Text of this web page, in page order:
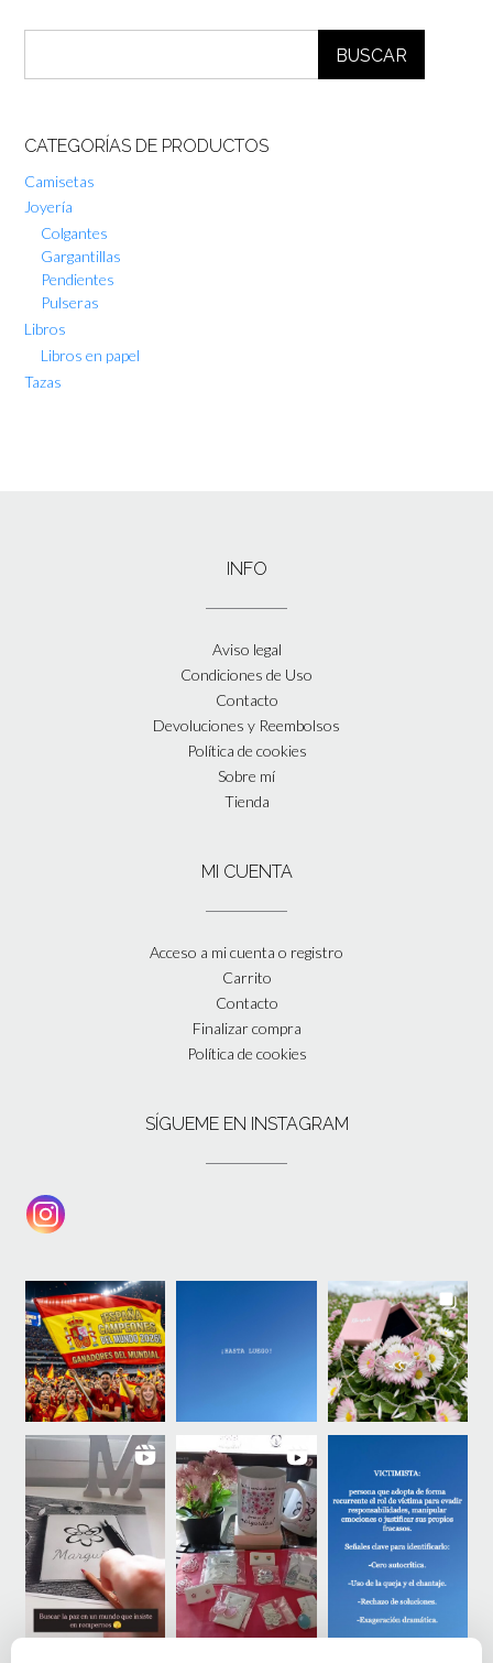
BUSCAR
CATEGORÍAS DE PRODUCTOS
Camisetas
Joyería
Colgantes
Gargantillas
Pendientes
Pulseras
Libros
Libros en papel
Tazas
INFO
Aviso legal
Condiciones de Uso
Contacto
Devoluciones y Reembolsos
Política de cookies
Sobre mí
Tienda
MI CUENTA
Acceso a mi cuenta o registro
Carrito
Contacto
Finalizar compra
Política de cookies
SÍGUEME EN INSTAGRAM